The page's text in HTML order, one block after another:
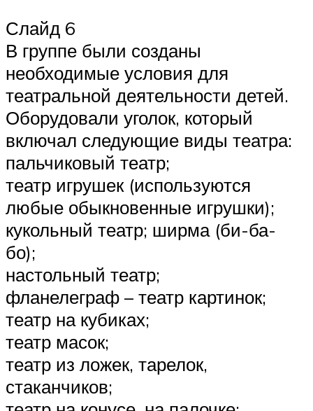
Слайд 6
В группе были созданы
необходимые условия для
театральной деятельности детей.
Оборудовали уголок, который
включал следующие виды театра:
пальчиковый театр;
театр игрушек (используются
любые обыкновенные игрушки);
кукольный театр; ширма (би-ба-
бо);
настольный театр;
фланелеграф – театр картинок;
театр на кубиках;
театр масок;
театр из ложек, тарелок,
стаканчиков;